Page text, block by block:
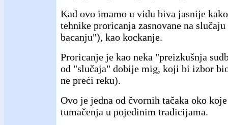
Kad ovo imamo u vidu biva jasnije
tehnike proricanja zasnovane na
bacanju"), kao kockanje.
Proricanje je kao neka "preizkušnja
od "slučaja" dobije mig, koji bi izbor
ne preći reku).
Ovo je jedna od čvornih tačaka oko
tumačenja u pojedinim tradicijama.